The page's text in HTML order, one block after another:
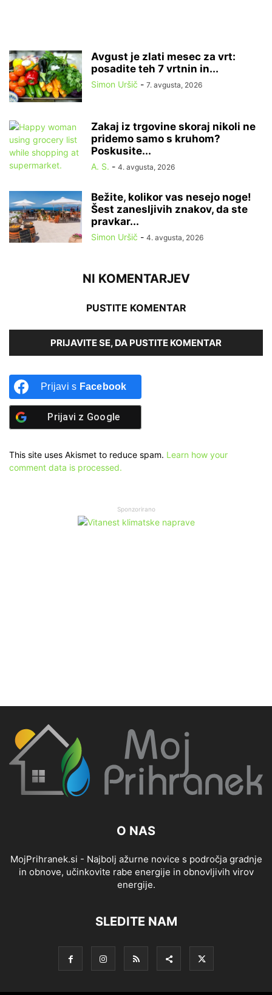
Avgust je zlati mesec za vrt:
posadite teh 7 vrtnin in...
Simon Uršič - 7. avgusta, 2026
Zakaj iz trgovine skoraj nikoli ne
pridemo samo s kruhom?
Poskusite...
A. S. - 4. avgusta, 2026
Bežite, kolikor vas nesejo noge!
Šest zanesljivih znakov, da ste
pravkar...
Simon Uršič - 4. avgusta, 2026
NI KOMENTARJEV
PUSTITE KOMENTAR
PRIJAVITE SE, DA PUSTITE KOMENTAR
Prijavi s Facebook
Prijavi z Google
This site uses Akismet to reduce spam. Learn how your
comment data is processed.
Sponzorirano
O NAS
MojPrihranek.si - Najbolj ažurne novice s področja gradnje
in obnove, učinkovite rabe energije in obnovljivih virov
energije.
SLEDITE NAM